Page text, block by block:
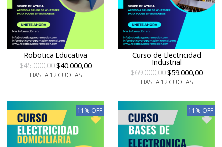
Robotica Educativa
$45.000,00 $40.000,00
HASTA 12 CUOTAS
Curso de Electricidad
Industrial
$69.000,00 $59.000,00
HASTA 12 CUOTAS
11% OFF 11% OFF